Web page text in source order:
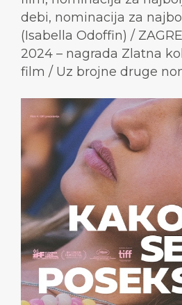
debi, nominacija za
(Isabella Odoffin) /
2024 – nagrada Zlatna
film / Uz brojne druge